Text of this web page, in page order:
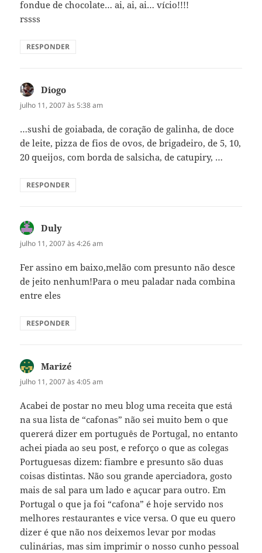
fondue de chocolate… ai, ai, ai… vício!!!!
rssss
RESPONDER
Diogo
julho 11, 2007 às 5:38 am
…sushi de goiabada, de coração de galinha, de doce
de leite, pizza de fios de ovos, de brigadeiro, de 5, 10,
20 queijos, com borda de salsicha, de catupiry, …
RESPONDER
Duly
julho 11, 2007 às 4:26 am
Fer assino em baixo,melão com presunto não desce
de jeito nenhum!Para o meu paladar nada combina
entre eles
RESPONDER
Marizé
julho 11, 2007 às 4:05 am
Acabei de postar no meu blog uma receita que está
na sua lista de “cafonas” não sei muito bem o que
quererá dizer em português de Portugal, no entanto
achei piada ao seu post, e reforço o que as colegas
Portuguesas dizem: fiambre e presunto são duas
coisas distintas. Não sou grande aperciadora, gosto
mais de sal para um lado e açucar para outro. Em
Portugal o que ja foi “cafona” é hoje servido nos
melhores restaurantes e vice versa. O que eu quero
dizer é que não nos deixemos levar por modas
culinárias, mas sim imprimir o nosso cunho pessoal